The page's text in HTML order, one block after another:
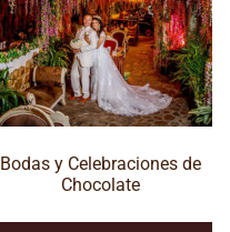
Bodas y Celebraciones de
Chocolate